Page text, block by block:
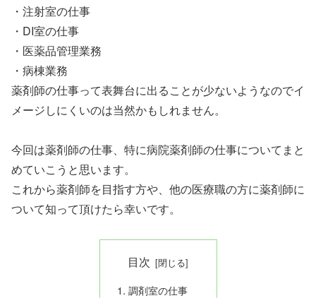
・注射室の仕事
・DI室の仕事
・医薬品管理業務
・病棟業務
薬剤師の仕事って表舞台に出ることが少ないようなのでイ
メージしにくいのは当然かもしれません。
今回は薬剤師の仕事、特に病院薬剤師の仕事についてまと
めていこうと思います。
これから薬剤師を目指す方や、他の医療職の方に薬剤師に
ついて知って頂けたら幸いです。
目次
調剤室の仕事